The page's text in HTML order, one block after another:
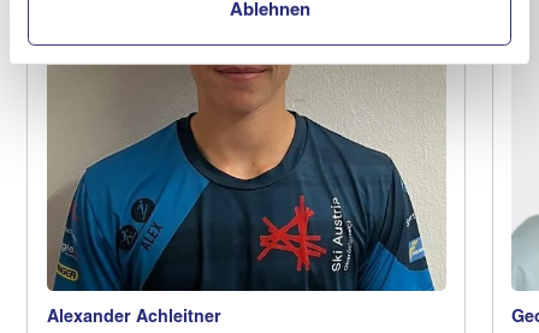
Ablehnen
Alexander Achleitner